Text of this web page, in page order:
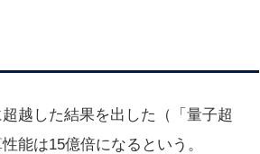
越した結果を出した（「量子超
能は15億倍になるという。